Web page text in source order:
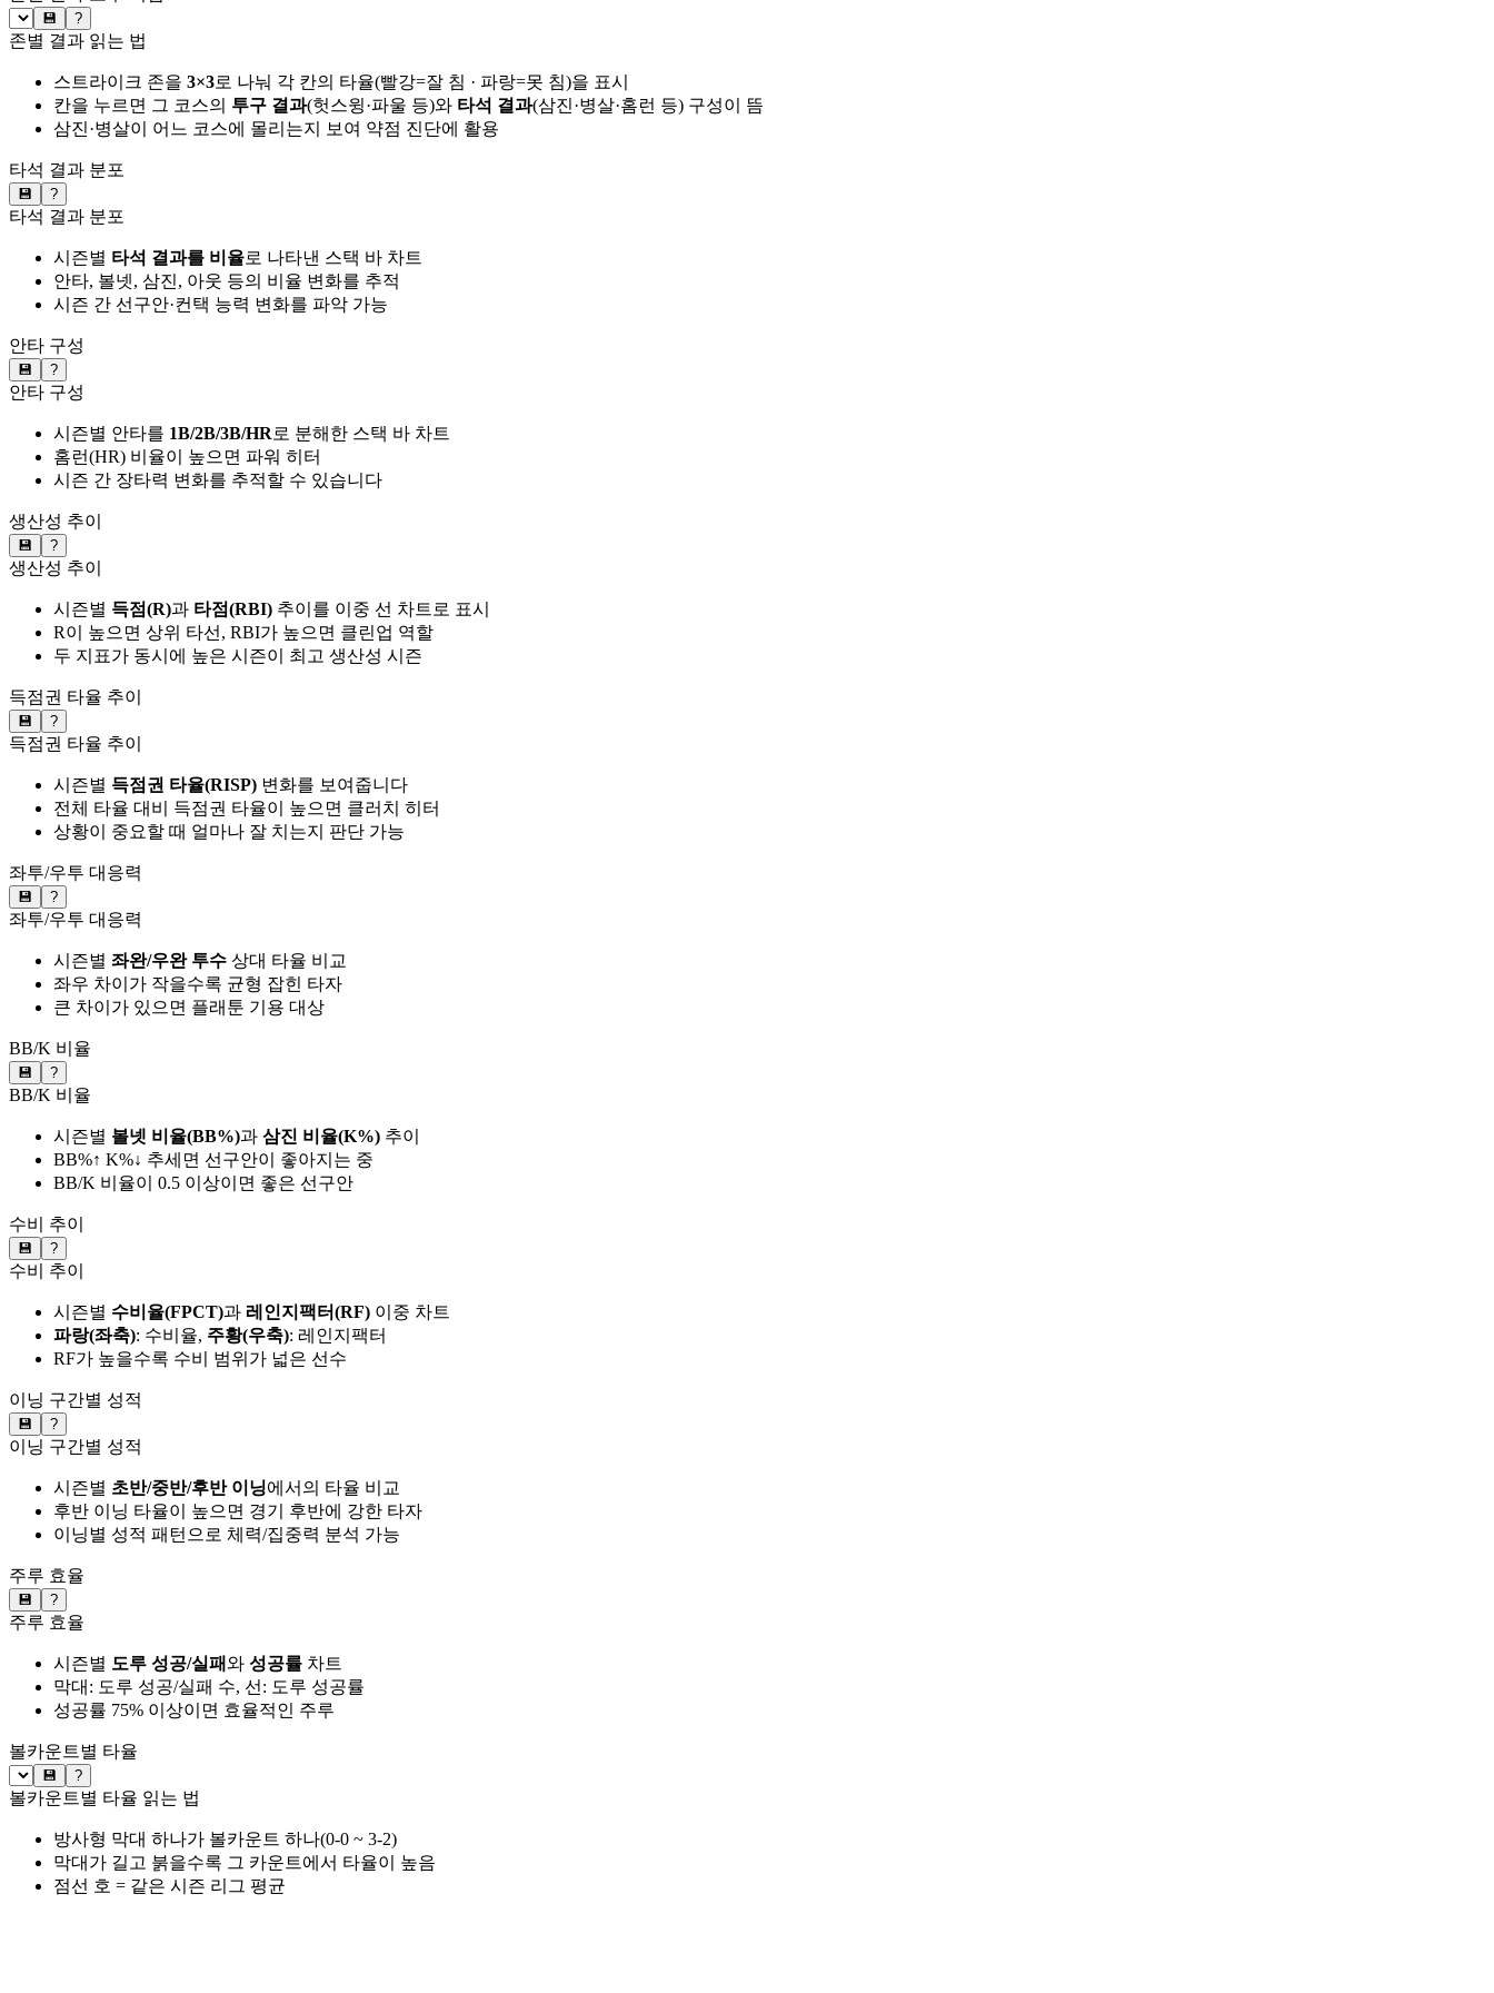
💾 ?
존별 결과 읽는 법
스트라이크 존을 3×3로 나눠 각 칸의 타율(빨강=잘 침 · 파랑=못 침)을 표시
칸을 누르면 그 코스의 투구 결과(헛스윙·파울 등)와 타석 결과(삼진·병살·홈런 등) 구성이 뜸
삼진·병살이 어느 코스에 몰리는지 보여 약점 진단에 활용
타석 결과 분포
💾 ?
타석 결과 분포
시즌별 타석 결과를 비율로 나타낸 스택 바 차트
안타, 볼넷, 삼진, 아웃 등의 비율 변화를 추적
시즌 간 선구안·컨택 능력 변화를 파악 가능
안타 구성
💾 ?
안타 구성
시즌별 안타를 1B/2B/3B/HR로 분해한 스택 바 차트
홈런(HR) 비율이 높으면 파워 히터
시즌 간 장타력 변화를 추적할 수 있습니다
생산성 추이
💾 ?
생산성 추이
시즌별 득점(R)과 타점(RBI) 추이를 이중 선 차트로 표시
R이 높으면 상위 타선, RBI가 높으면 클린업 역할
두 지표가 동시에 높은 시즌이 최고 생산성 시즌
득점권 타율 추이
💾 ?
득점권 타율 추이
시즌별 득점권 타율(RISP) 변화를 보여줍니다
전체 타율 대비 득점권 타율이 높으면 클러치 히터
상황이 중요할 때 얼마나 잘 치는지 판단 가능
좌투/우투 대응력
💾 ?
좌투/우투 대응력
시즌별 좌완/우완 투수 상대 타율 비교
좌우 차이가 작을수록 균형 잡힌 타자
큰 차이가 있으면 플래툰 기용 대상
BB/K 비율
💾 ?
BB/K 비율
시즌별 볼넷 비율(BB%)과 삼진 비율(K%) 추이
BB%↑ K%↓ 추세면 선구안이 좋아지는 중
BB/K 비율이 0.5 이상이면 좋은 선구안
수비 추이
💾 ?
수비 추이
시즌별 수비율(FPCT)과 레인지팩터(RF) 이중 차트
파랑(좌축): 수비율, 주황(우축): 레인지팩터
RF가 높을수록 수비 범위가 넓은 선수
이닝 구간별 성적
💾 ?
이닝 구간별 성적
시즌별 초반/중반/후반 이닝에서의 타율 비교
후반 이닝 타율이 높으면 경기 후반에 강한 타자
이닝별 성적 패턴으로 체력/집중력 분석 가능
주루 효율
💾 ?
주루 효율
시즌별 도루 성공/실패와 성공률 차트
막대: 도루 성공/실패 수, 선: 도루 성공률
성공률 75% 이상이면 효율적인 주루
볼카운트별 타율
💾 ?
볼카운트별 타율 읽는 법
방사형 막대 하나가 볼카운트 하나(0-0 ~ 3-2)
막대가 길고 붉을수록 그 카운트에서 타율이 높음
점선 호 = 같은 시즌 리그 평균